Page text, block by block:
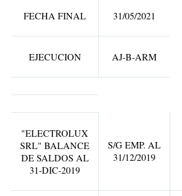
FECHA FINAL 31/05/2021
EJECUCION AJ-B-ARM
"ELECTROLUX
SRL" BALANCE
DE SALDOS AL
31-DIC-2019
S/G EMP. AL
31/12/2019